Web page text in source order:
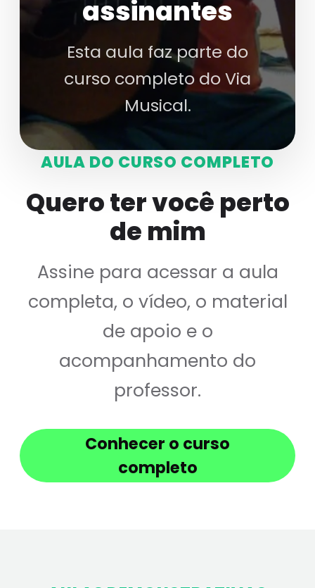
assinantes
Esta aula faz parte do
curso completo do Via
Musical.
AULA DO CURSO COMPLETO
Quero ter você perto
de mim
Assine para acessar a aula
completa, o vídeo, o material
de apoio e o
acompanhamento do
professor.
Conhecer o curso
completo